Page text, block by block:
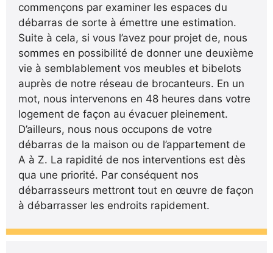
commençons par examiner les espaces du
débarras de sorte à émettre une estimation.
Suite à cela, si vous l’avez pour projet de, nous
sommes en possibilité de donner une deuxième
vie à semblablement vos meubles et bibelots
auprès de notre réseau de brocanteurs. En un
mot, nous intervenons en 48 heures dans votre
logement de façon au évacuer pleinement.
D’ailleurs, nous nous occupons de votre
débarras de la maison ou de l’appartement de
A à Z. La rapidité de nos interventions est dès
qua une priorité. Par conséquent nos
débarrasseurs mettront tout en œuvre de façon
à débarrasser les endroits rapidement.